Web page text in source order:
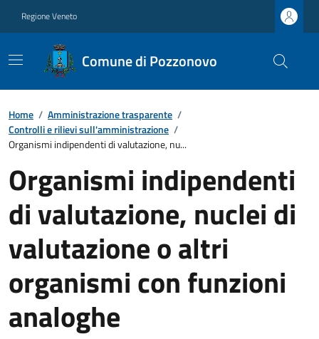
Regione Veneto
Comune di Pozzonovo
Home / Amministrazione trasparente /
Controlli e rilievi sull'amministrazione /
Organismi indipendenti di valutazione, nu...
Organismi indipendenti
di valutazione, nuclei di
valutazione o altri
organismi con funzioni
analoghe